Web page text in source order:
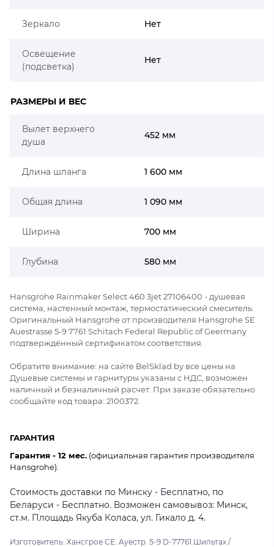
Зеркало Нет
Освещение
(подсветка)
Нет
РАЗМЕРЫ И ВЕС
Вылет верхнего
душа
452 мм
Длина шланга 1 600 мм
Общая длина 1 090 мм
Ширина 700 мм
Глубина 580 мм
Hansgrohe Rainmaker Select 460 3jet 27106400 - душевая
система, настенный монтаж, термостатический смеситель.
Оригинальный Hansgrohe от производителя Hansgrohe SE
Auestrasse 5-9 7761 Schitach Federal Republic of Geermany
подтверждённый сертификатом соответствия.
Обратите внимание: на сайте BelSklad.by все цены на
Душевые системы и гарнитуры указаны с НДС, возможен
наличный и безналичный расчет. При заказе обязательно
сообщайте код товара: 2100372.
ГАРАНТИЯ
Гарантия - 12 мес. (официальная гарантия производителя
Hansgrohe).
Стоимость доставки по Минску - Бесплатно, по
Беларуси - Бесплатно. Возможен самовывоз: Минск,
ст.м. Площадь Якуба Коласа, ул. Гикало д. 4.
Изготовитель: Хансгрое СЕ. Ауестр. 5-9 D-77761 Шильтах /